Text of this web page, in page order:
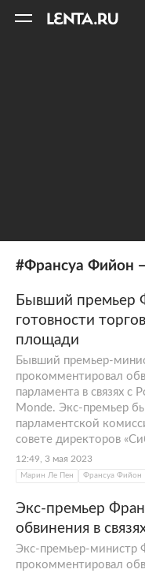
#Франсуа Фийон
Бывший премьер
готовности
площади
Бывший премьер-
прокомментировал
парламента в связях с
Monde. Экс-премьер
парламентской
совете директоров
12:49, 3 мая 2023
Марин Ле Пен Франсуа Фийон
Экс-премьер
обвинения в
Экс-премьер-министр
прокомментировал